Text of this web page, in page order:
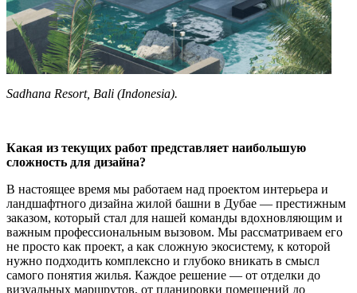
Sadhana Resort, Bali (Indonesia).
Какая из текущих работ представляет наибольшую
сложность для дизайна?
В настоящее время мы работаем над проектом интерьера и
ландшафтного дизайна жилой башни в Дубае — престижным
заказом, который стал для нашей команды вдохновляющим и
важным профессиональным вызовом. Мы рассматриваем его
не просто как проект, а как сложную экосистему, к которой
нужно подходить комплексно и глубоко вникать в смысл
самого понятия жилья. Каждое решение — от отделки до
визуальных маршрутов, от планировки помещений до